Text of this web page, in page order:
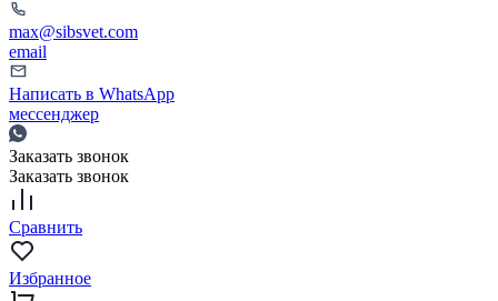
max@sibsvet.com
email
Написать в WhatsApp
мессенджер
Заказать звонок
Заказать звонок
Сравнить
Избранное